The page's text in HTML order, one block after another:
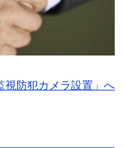
視防犯カメラ設置」へ